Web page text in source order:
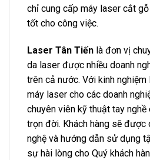
chỉ cung cấp máy laser cắt
tốt cho công việc.
Laser Tân Tiến là đơn vị
da laser được nhiều doanh
trên cả nước. Với kinh nghiệm
máy laser cho các doanh
chuyên viên kỹ thuật tay nghề
trọn đời. Khách hàng sẽ được
nghệ và hướng dẫn sử dụng
sự hài lòng cho Quý khách